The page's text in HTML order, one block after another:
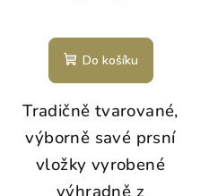
Do košíku
Tradičně tvarované,
výborně savé prsní
vložky vyrobené